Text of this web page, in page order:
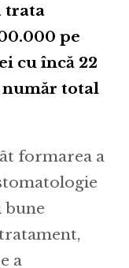
trata
pe
cu încă 22
număr total
formarea a
bune
a